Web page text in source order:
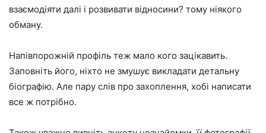
взаємодіяти далі і розвивати відносини? тому ніякого
обману.
Напівпорожній профіль теж мало кого зацікавить.
Заповніть його, ніхто не змушує викладати детальну
біографію. Але пару слів про захоплення, хобі написати
все ж потрібно.